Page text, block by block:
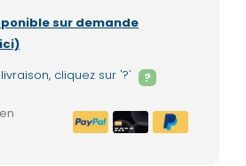
sur demande
cliquez sur '?'
?